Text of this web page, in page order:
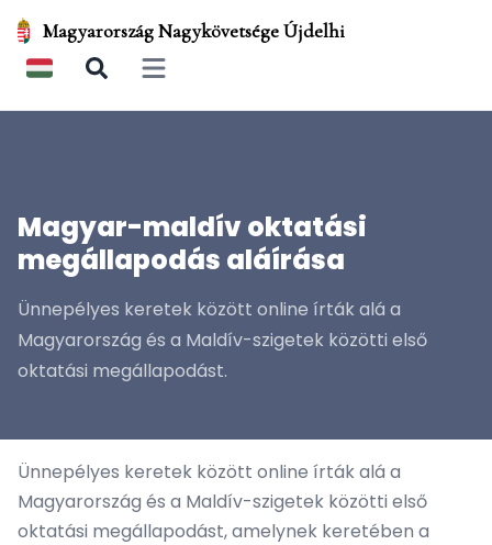
Magyarország Nagykövetsége Újdelhi
Open main menu
Magyar-maldív oktatási
megállapodás aláírása
Ünnepélyes keretek között online írták alá a
Magyarország és a Maldív-szigetek közötti első
oktatási megállapodást.
Ünnepélyes keretek között online írták alá a
Magyarország és a Maldív-szigetek közötti első
oktatási megállapodást, amelynek keretében a